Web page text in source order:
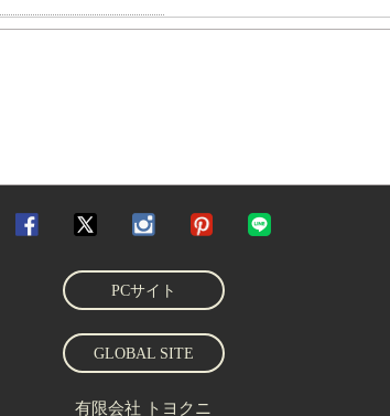
PCサイト
GLOBAL SITE
有限会社 トヨクニ